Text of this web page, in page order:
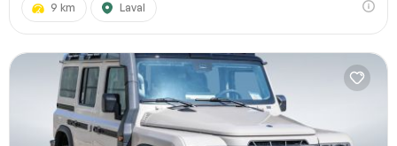
9 km Laval